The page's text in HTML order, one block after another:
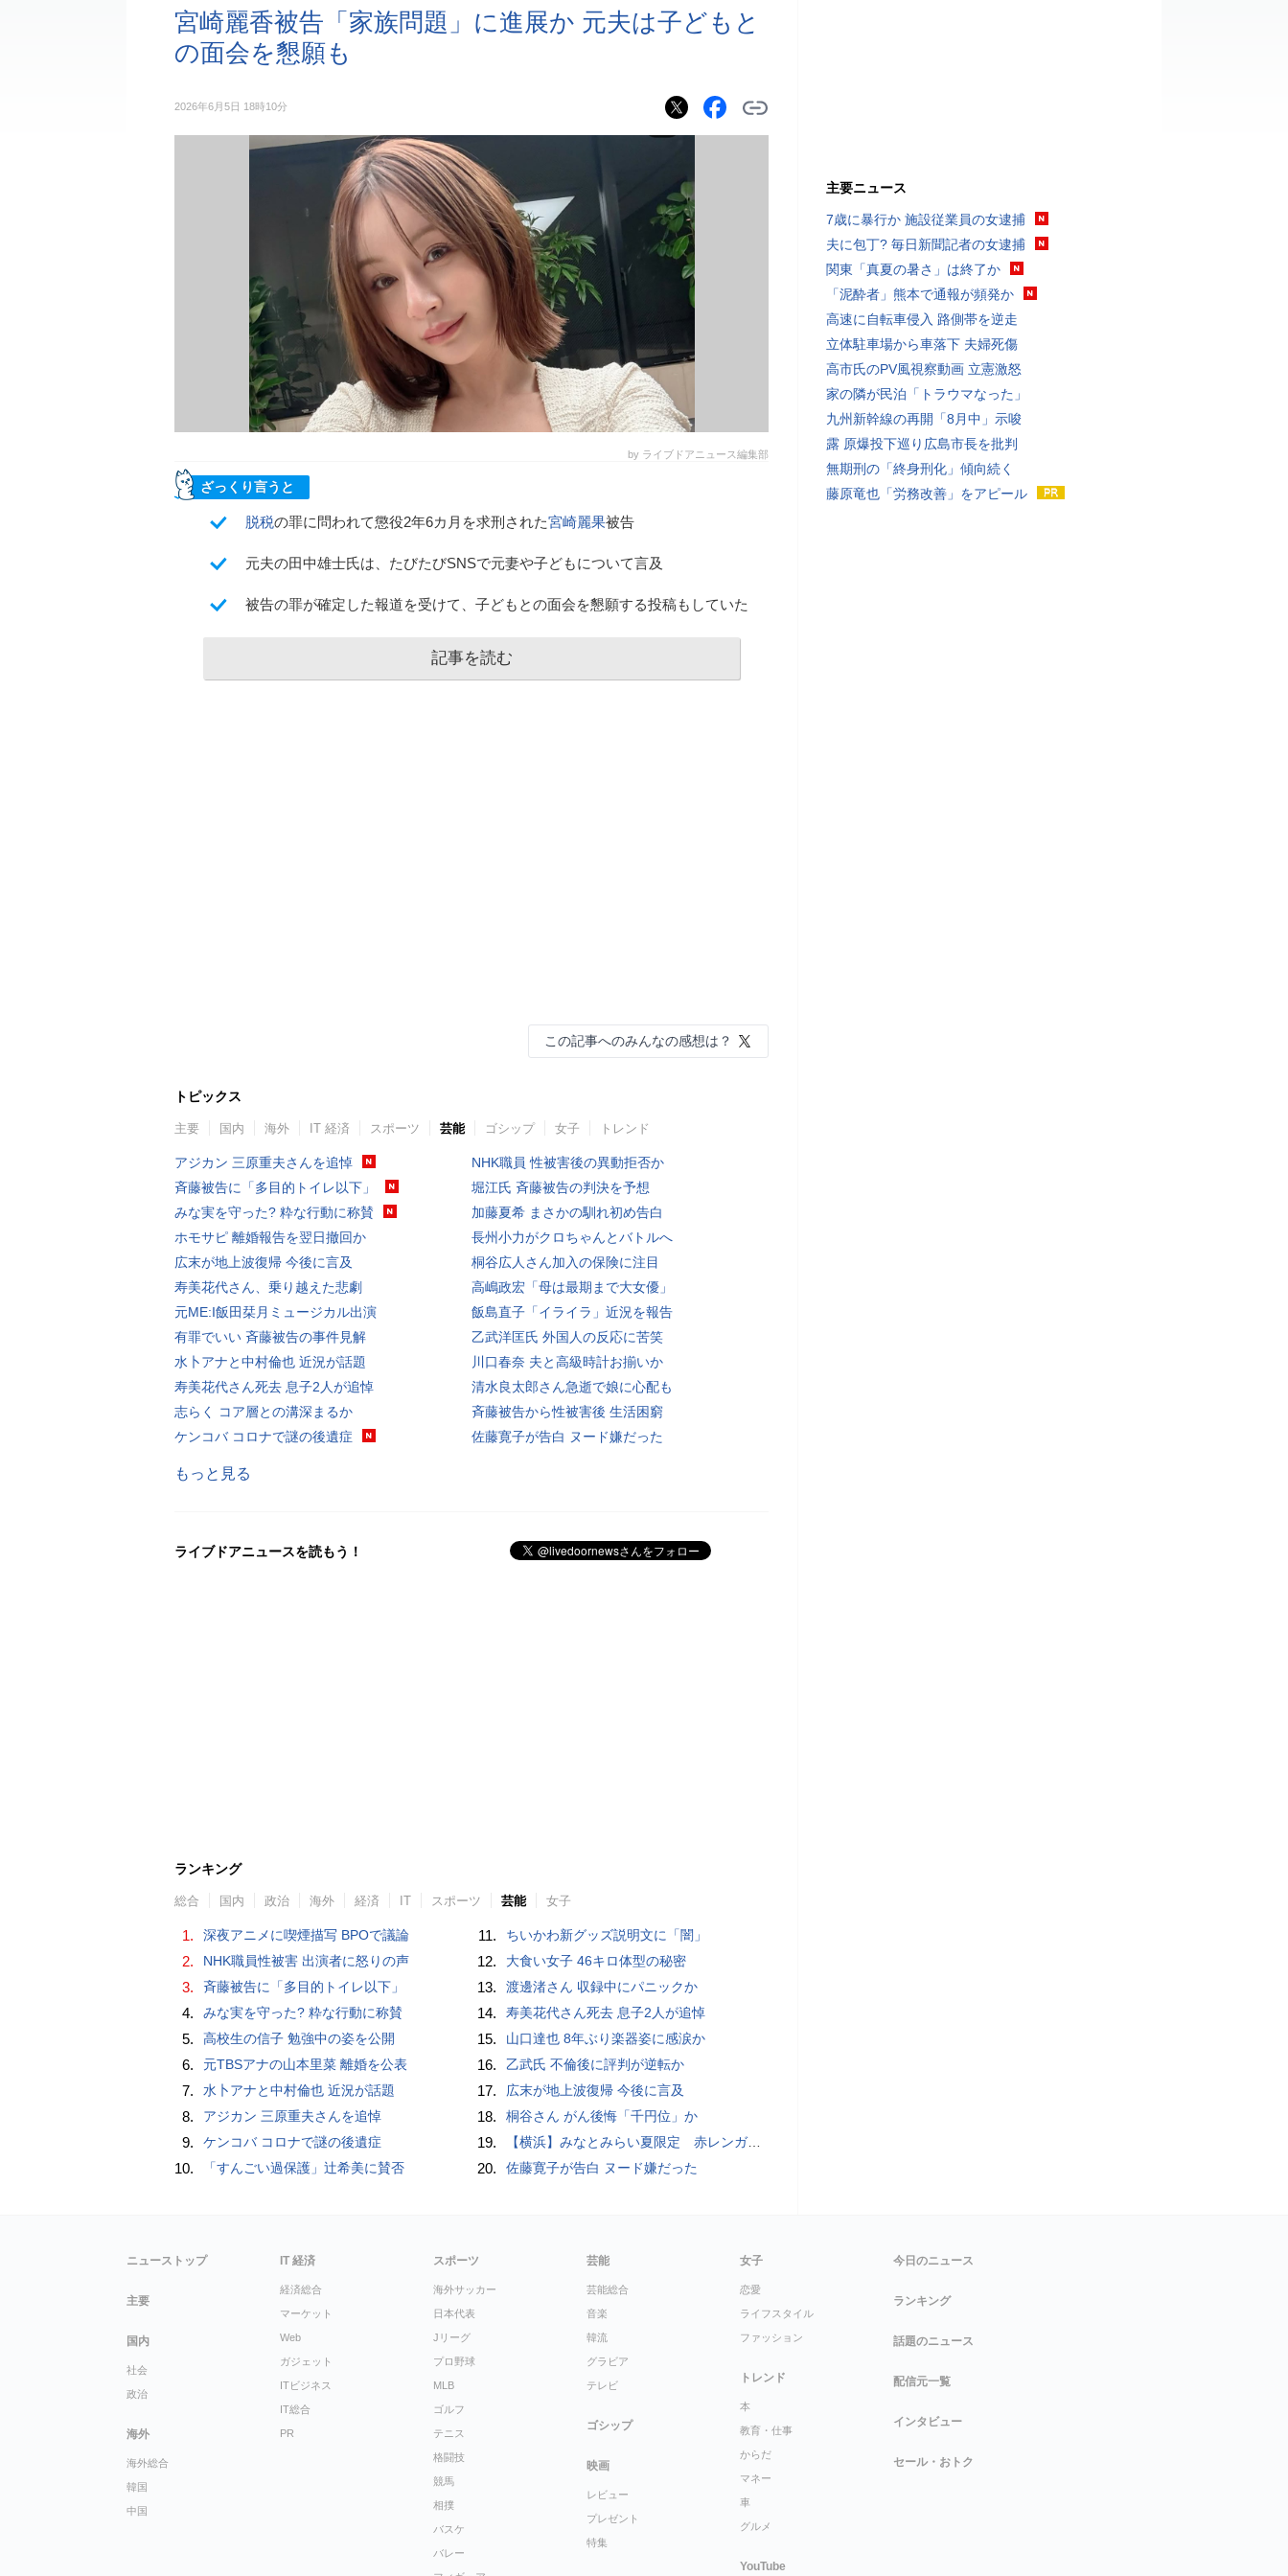
宮崎麗香被告「家族問題」に進展か 元夫は子どもと
の面会を懇願も
2026年6月5日 18時10分
by ライブドアニュース編集部
ざっくり言うと
脱税の罪に問われて懲役2年6カ月を求刑された宮崎麗果被告
元夫の田中雄士氏は、たびたびSNSで元妻や子どもについて言及
被告の罪が確定した報道を受けて、子どもとの面会を懇願する投稿もしていた
記事を読む
この記事へのみんなの感想は？
トピックス
主要 国内 海外 IT 経済 スポーツ 芸能 ゴシップ 女子 トレンド
アジカン 三原重夫さんを追悼
斉藤被告に「多目的トイレ以下」
みな実を守った? 粋な行動に称賛
ホモサピ 離婚報告を翌日撤回か
広末が地上波復帰 今後に言及
寿美花代さん、乗り越えた悲劇
元ME:I飯田栞月ミュージカル出演
有罪でいい 斉藤被告の事件見解
水卜アナと中村倫也 近況が話題
寿美花代さん死去 息子2人が追悼
志らく コア層との溝深まるか
ケンコバ コロナで謎の後遺症
NHK職員 性被害後の異動拒否か
堀江氏 斉藤被告の判決を予想
加藤夏希 まさかの馴れ初め告白
長州小力がクロちゃんとバトルへ
桐谷広人さん加入の保険に注目
高嶋政宏「母は最期まで大女優」
飯島直子「イライラ」近況を報告
乙武洋匡氏 外国人の反応に苦笑
川口春奈 夫と高級時計お揃いか
清水良太郎さん急逝で娘に心配も
斉藤被告から性被害後 生活困窮
佐藤寛子が告白 ヌード嫌だった
もっと見る
ライブドアニュースを読もう！
ランキング
総合 国内 政治 海外 経済 IT スポーツ 芸能 女子
1. 深夜アニメに喫煙描写 BPOで議論
2. NHK職員性被害 出演者に怒りの声
3. 斉藤被告に「多目的トイレ以下」
4. みな実を守った? 粋な行動に称賛
5. 高校生の信子 勉強中の姿を公開
6. 元TBSアナの山本里菜 離婚を公表
7. 水卜アナと中村倫也 近況が話題
8. アジカン 三原重夫さんを追悼
9. ケンコバ コロナで謎の後遺症
10. 「すんごい過保護」辻希美に賛否
11. ちいかわ新グッズ説明文に「闇」
12. 大食い女子 46キロ体型の秘密
13. 渡邊渚さん 収録中にパニックか
14. 寿美花代さん死去 息子2人が追悼
15. 山口達也 8年ぶり楽器姿に感涙か
16. 乙武氏 不倫後に評判が逆転か
17. 広末が地上波復帰 今後に言及
18. 桐谷さん がん後悔「千円位」か
19. 【横浜】みなとみらい夏限定 赤レンガ倉庫広場で「ディスコ」開幕へ…石野卓球も登場【概要・出演スケジュールなど】
20. 佐藤寛子が告白 ヌード嫌だった
主要ニュース
7歳に暴行か 施設従業員の女逮捕
夫に包丁? 毎日新聞記者の女逮捕
関東「真夏の暑さ」は終了か
「泥酔者」熊本で通報が頻発か
高速に自転車侵入 路側帯を逆走
立体駐車場から車落下 夫婦死傷
高市氏のPV風視察動画 立憲激怒
家の隣が民泊「トラウマなった」
九州新幹線の再開「8月中」示唆
露 原爆投下巡り広島市長を批判
無期刑の「終身刑化」傾向続く
藤原竜也「労務改善」をアピール
ニューストップ
主要
国内
社会
政治
海外
海外総合
韓国
中国
IT 経済
経済総合
マーケット
Web
ガジェット
ITビジネス
IT総合
PR
スポーツ
海外サッカー
日本代表
Jリーグ
プロ野球
MLB
ゴルフ
テニス
格闘技
競馬
相撲
バスケ
バレー
芸能
芸能総合
音楽
韓流
グラビア
テレビ
ゴシップ
映画
レビュー
プレゼント
特集
女子
恋愛
ライフスタイル
ファッション
トレンド
本
教育・仕事
からだ
マネー
車
グルメ
YouTube
今日のニュース
ランキング
話題のニュース
配信元一覧
インタビュー
セール・おトク